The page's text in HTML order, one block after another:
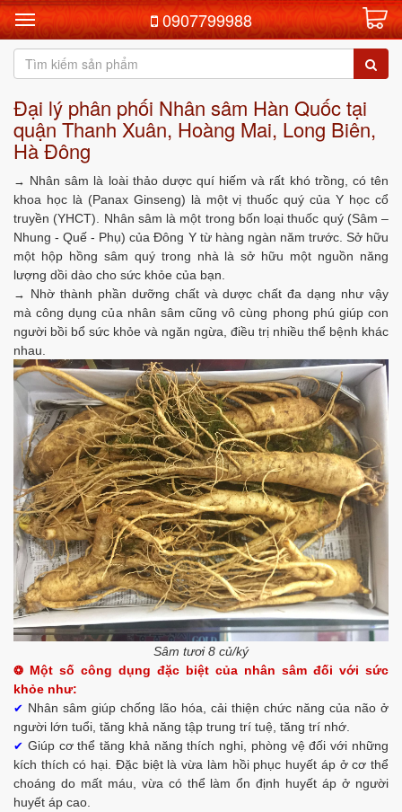
0907799988
Đại lý phân phối Nhân sâm Hàn Quốc tại
quận Thanh Xuân, Hoàng Mai, Long Biên,
Hà Đông
→ Nhân sâm là loài thảo dược quí hiếm và rất khó trồng, có tên
khoa học là (Panax Ginseng) là một vị thuốc quý của Y học cổ
truyền (YHCT). Nhân sâm là một trong bốn loại thuốc quý (Sâm –
Nhung - Quế - Phụ) của Đông Y từ hàng ngàn năm trước. Sở hữu
một hộp hồng sâm quý trong nhà là sở hữu một nguồn năng
lượng dồi dào cho sức khỏe của bạn.
→ Nhờ thành phần dưỡng chất và dược chất đa dạng như vậy
mà công dụng của nhân sâm cũng vô cùng phong phú giúp con
người bồi bổ sức khỏe và ngăn ngừa, điều trị nhiều thể bệnh khác
nhau.
Sâm tươi 8 củ/ký
❂ Một số công dụng đặc biệt của nhân sâm đối với sức
khỏe như:
✔ Nhân sâm giúp chống lão hóa, cải thiện chức năng của não ở
người lớn tuổi, tăng khả năng tập trung trí tuệ, tăng trí nhớ.
✔ Giúp cơ thể tăng khả năng thích nghi, phòng vệ đối với những
kích thích có hại. Đặc biệt là vừa làm hồi phục huyết áp ở cơ thể
choáng do mất máu, vừa có thể làm ổn định huyết áp ở người
huyết áp cao.